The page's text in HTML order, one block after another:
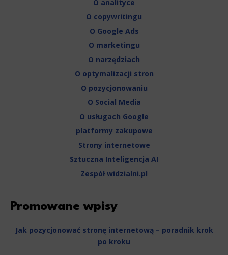
navigation and access to specific areas of the website. The website cannot be properly displayed without this
This is data used to personalize your use of our website and to remember choices you make while using our
remember your language preferences or to remember your login information, making it easier for you to use the site.
Scripts and data used to collect information to analyze site traffic and how users use the site, how they came
Scope responsible for displaying personalized ads that may be of interest to the user based on browsing
retargeting content deemed most appropriate.
O analityce
O copywritingu
O Google Ads
O marketingu
O narzędziach
O optymalizacji stron
O pozycjonowaniu
O Social Media
O usługach Google
platformy zakupowe
Strony internetowe
Sztuczna Inteligencja AI
Zespół widzialni.pl
Promowane wpisy
Jak pozycjonować stronę internetową – poradnik krok
po kroku